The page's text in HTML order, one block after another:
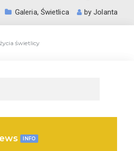
Galeria, Świetlica byJolanta
świetlicy
INFO